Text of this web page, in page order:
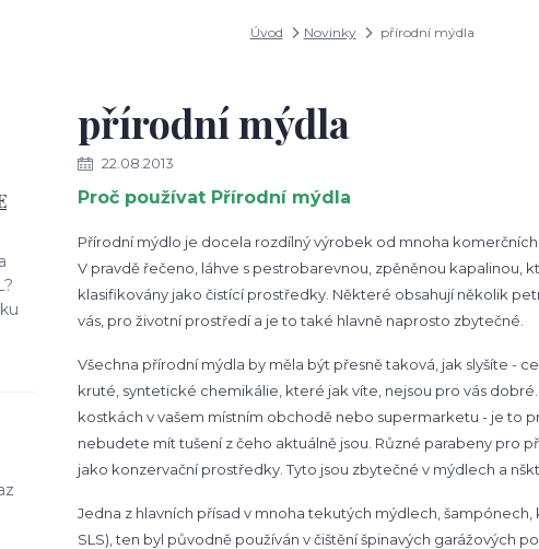
Úvod Novinky přírodní mýdla
přírodní mýdla
22.08.2013
Proč používat Přírodní mýdla
Přírodní mýdlo je docela rozdílný výrobek od mnoha
V pravdě řečeno, láhve s pestrobarevnou, zpěněnou kapalinou,
klasifikovány jako čistící prostředky. Některé obsahují několik
vás, pro životní prostředí a je to také hlavně naprosto zbytečné.
Všechna přírodní mýdla by měla být přesně taková, jak slyšíte -
kruté, syntetické chemikálie, které jak víte, nejsou pro vás
kostkách v vašem místním obchodě nebo supermarketu - je to
nebudete mít tušení z čeho aktuálně jsou. Různé parabeny pro
jako konzervační prostředky. Tyto jsou zbytečné v mýdlech a
Jedna z hlavních přísad v mnoha tekutých mýdlech,
SLS), ten byl původně používán v čištění špinavých garážových